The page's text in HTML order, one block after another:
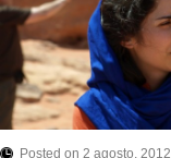
Posted on 2 agosto, 2012